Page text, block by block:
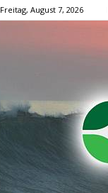
Freitag, August 7, 2026